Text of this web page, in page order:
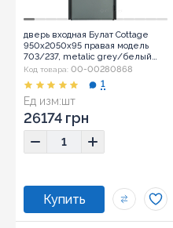
дверь входная Булат Cottage
950x2050x95 правая модель
703/237, metalic grey/белый
атласный (0006)
Код товара: 00-00280868
Ед изм:шт
1
26174 грн